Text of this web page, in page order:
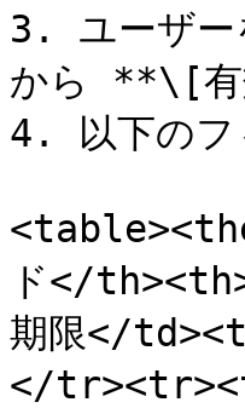
3. ユーザー
から **\[有
4. 以下のフ
ド</
期限</
</